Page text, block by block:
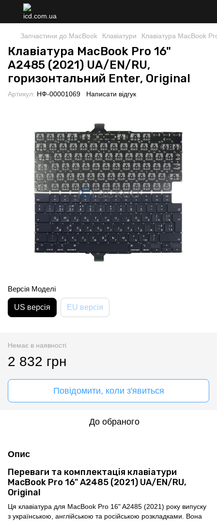
Запчастини до MacBook Клавіатури Клавіатура MacBook
Клавіатура MacBook Pro 16"
A2485 (2021) UA/EN/RU,
горизонтальний Enter, Original
Артикул: НФ-00001069 Написати відгук
Версія Моделі
US версія EU версія
Немає в наявності
2 832 грн
Повідомити, коли з'явиться
До обраного
Опис
Переваги та комплектація клавіатури
MacBook Pro 16" A2485 (2021) UA/EN/RU,
Original
Ця клавіатура для MacBook Pro 16" A2485 (2021) року випуску
з українською, англійською та російською розкладками. Вона